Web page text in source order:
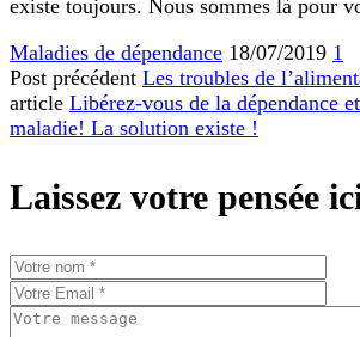
existe toujours. Nous sommes là pour
Maladies de dépendance 18/07/2019 1
Post précédent Les troubles de
article Libérez-vous de la dépendance
maladie! La solution existe !
Laissez votre pensée